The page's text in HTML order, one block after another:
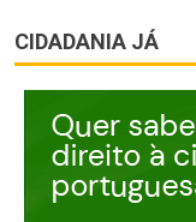
CIDADANIA JÁ